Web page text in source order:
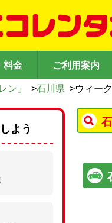
料金 ご利用案内
ン」 >石川県 >ウィー
よう